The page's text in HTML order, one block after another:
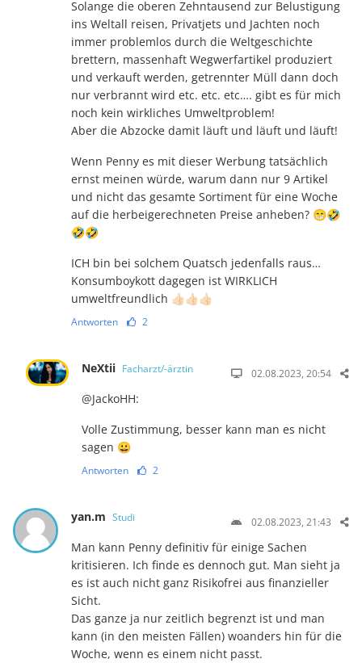
Solange die oberen Zehntausend zur Belustigung
ins Weltall reisen, Privatjets und Jachten noch
immer problemlos durch die Weltgeschichte
brettern, massenhaft Wegwerfartikel produziert
und verkauft werden, getrennter Müll dann doch
nur verbrannt wird etc. etc. etc…. gibt es für mich
noch kein wirkliches Umweltproblem!
Aber die Abzocke damit läuft und läuft und läuft!
Wenn Penny es mit dieser Werbung tatsächlich
ernst meinen würde, warum dann nur 9 Artikel
und nicht das gesamte Sortiment für eine Woche
auf die herbeigerechneten Preise anheben? 😁🤣
🤣🤣
ICH bin bei solchem Quatsch jedenfalls raus…
Konsumboykott dagegen ist WIRKLICH
umweltfreundlich 👍🏻👍🏻👍🏻
Antworten 2
NeXtii Facharzt/-ärztin 02.08.2023, 20:54
@JackoHH:
Volle Zustimmung, besser kann man es nicht
sagen 😀
Antworten 2
yan.m Studi 02.08.2023, 21:43
Man kann Penny definitiv für einige Sachen
kritisieren. Ich finde es dennoch gut. Man sieht ja
es ist auch nicht ganz Risikofrei aus finanzieller
Sicht.
Das ganze ja nur zeitlich begrenzt ist und man
kann (in den meisten Fällen) woanders hin für die
Woche, wenn es einem nicht passt.